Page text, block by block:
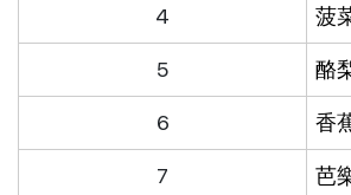
4 菠
5 酪
6 香
7 芭